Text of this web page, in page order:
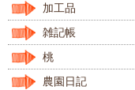
加工品
雑記帳
桃
農園日記